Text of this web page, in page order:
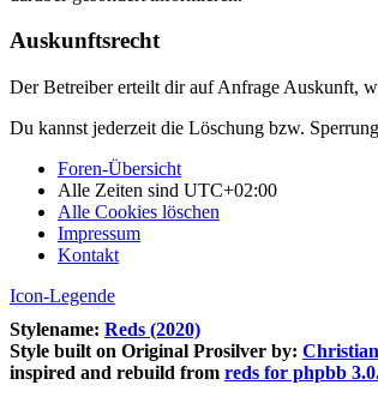
Auskunftsrecht
Der Betreiber erteilt dir auf Anfrage Auskunft,
Du kannst jederzeit die Löschung bzw.
Foren-Übersicht
Alle Zeiten sind UTC+02:00
Alle Cookies löschen
Impressum
Kontakt
Icon-Legende
Stylename: Reds (2020)
Style built on Original Prosilver by:
inspired and rebuild from reds for phpbb